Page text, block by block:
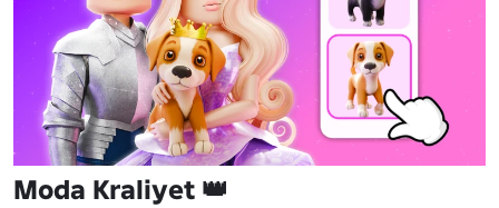
Moda Kraliyet 👑